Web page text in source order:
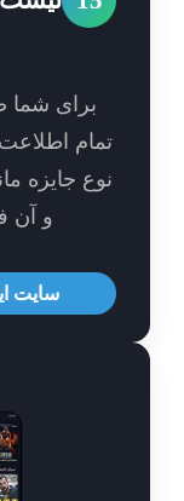
برای شما صفحه
اطلاعت از
جایزه مانند
و آن فیلم و
سایت اینترنتی